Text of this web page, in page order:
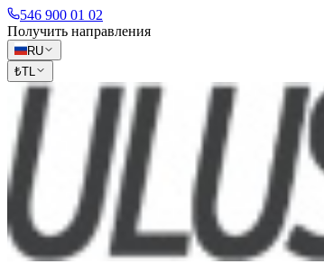
546 900 01 02
Получить направления
RU
₺TL